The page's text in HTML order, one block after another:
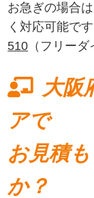
お急ぎの場合
く対応可能で
510 （フリー
大阪
アで
お見積
か？